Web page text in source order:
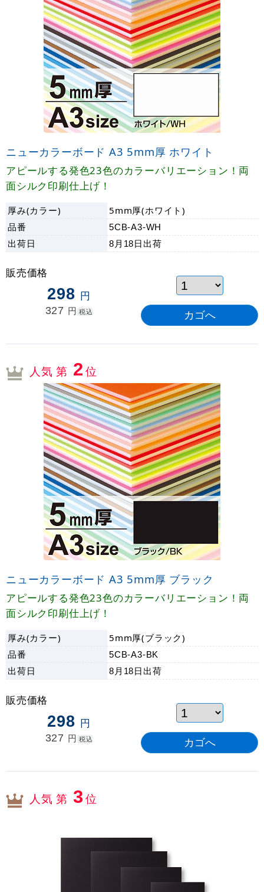
ニューカラーボード A3 5mm厚 ホワイト
アピールする発色23色のカラーバリエーション！両
面シルク印刷仕上げ！
厚み(カラー)
5mm厚(ホワイト)
品番
5CB-A3-WH
出荷日 8月18日 出荷
販売価格
298 円
327 円 税込
人気 第 2位
ニューカラーボード A3 5mm厚 ブラック
アピールする発色23色のカラーバリエーション！両
面シルク印刷仕上げ！
厚み(カラー)
5mm厚(ブラック)
品番
5CB-A3-BK
出荷日 8月18日 出荷
販売価格
298 円
327 円 税込
人気 第 3位